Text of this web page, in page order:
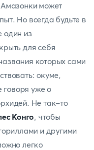
Амазонки может
Но всегда будьте в
один из
для себя
которых сами
окуме,
говоря уже о
Не так-то
Конго, чтобы
и другими
легко